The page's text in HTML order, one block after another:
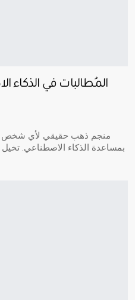
المُطالبات في الذكاء
بمساعدة الذكاء الاصطناعي.